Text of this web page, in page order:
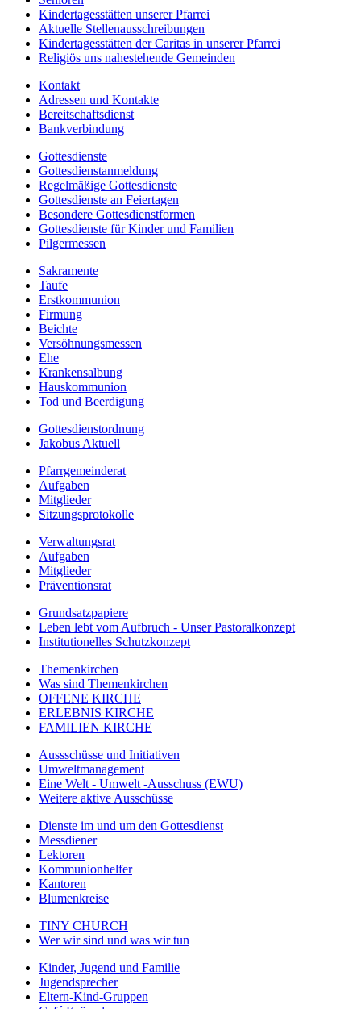
Kindertagesstätten unserer Pfarrei
Aktuelle Stellenausschreibungen
Kindertagesstätten der Caritas in unserer Pfarrei
Religiös uns nahestehende Gemeinden
Kontakt
Adressen und Kontakte
Bereitschaftsdienst
Bankverbindung
Gottesdienste
Gottesdienstanmeldung
Regelmäßige Gottesdienste
Gottesdienste an Feiertagen
Besondere Gottesdienstformen
Gottesdienste für Kinder und Familien
Pilgermessen
Sakramente
Taufe
Erstkommunion
Firmung
Beichte
Versöhnungsmessen
Ehe
Krankensalbung
Hauskommunion
Tod und Beerdigung
Gottesdienstordnung
Jakobus Aktuell
Pfarrgemeinderat
Aufgaben
Mitglieder
Sitzungsprotokolle
Verwaltungsrat
Aufgaben
Mitglieder
Präventionsrat
Grundsatzpapiere
Leben lebt vom Aufbruch - Unser Pastoralkonzept
Institutionelles Schutzkonzept
Themenkirchen
Was sind Themenkirchen
OFFENE KIRCHE
ERLEBNIS KIRCHE
FAMILIEN KIRCHE
Aussschüsse und Initiativen
Umweltmanagement
Eine Welt - Umwelt -Ausschuss (EWU)
Weitere aktive Ausschüsse
Dienste im und um den Gottesdienst
Messdiener
Lektoren
Kommunionhelfer
Kantoren
Blumenkreise
TINY CHURCH
Wer wir sind und was wir tun
Kinder, Jugend und Familie
Jugendsprecher
Eltern-Kind-Gruppen